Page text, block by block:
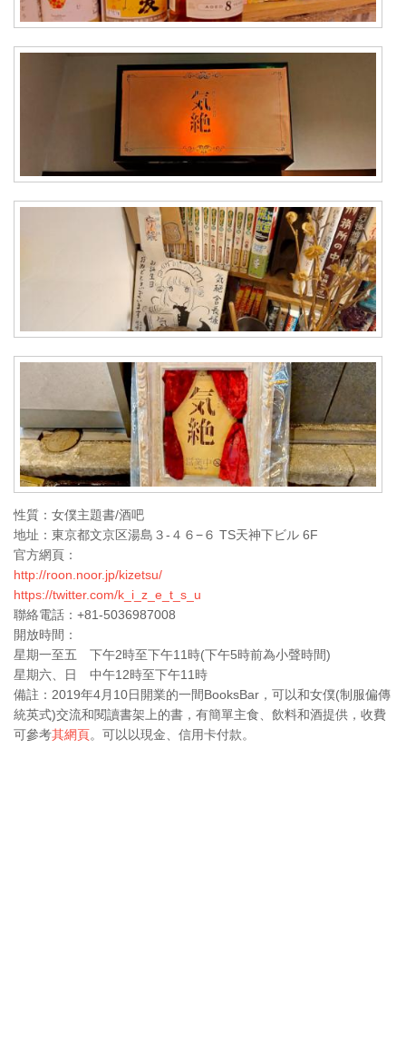
性質：女僕主題書/酒吧
地址：東京都文京区湯島３-４６−６ TS天神下ビル 6F
官方網頁：
http://roon.noor.jp/kizetsu/
https://twitter.com/k_i_z_e_t_s_u
聯絡電話：+81-5036987008
開放時間：
星期一至五 下午2時至下午11時(下午5時前為小聲時間)
星期六、日 中午12時至下午11時
備註：2019年4月10日開業的一間BooksBar，可以和女僕(制服偏傳
統英式)交流和閱讀書架上的書，有簡單主食、飲料和酒提供，收費
可參考其網頁。可以以現金、信用卡付款。